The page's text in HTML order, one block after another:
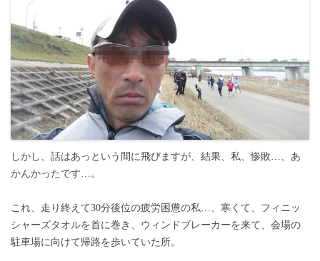
しかし、話はあっという間に飛びますが、結果、私、惨敗…、あ
かんかったです…。
これ、走り終えて30分後位の疲労困憊の私…、寒くて、フィニッ
シャーズタオルを首に巻き、ウィンドブレーカーを来て、会場の
駐車場に向けて帰路を歩いていた所。